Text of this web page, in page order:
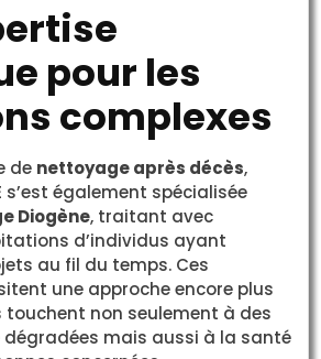
pour les
complexes
de nettoyage après décès,
s’est également spécialisée
Diogène, traitant avec
d’individus ayant
au fil du temps. Ces
une approche encore plus
touchent non seulement à des
mais aussi à la santé